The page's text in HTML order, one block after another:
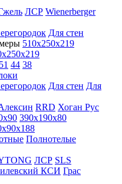
ЛСР Wienerberger
Для стен
510х250х219
51 44 38
Для стен Для
RRD Хоган Рус
390х190х80
Полнотелые
ЛСР SLS
КСИ Грас